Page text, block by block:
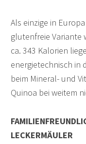
Als einzige in
glutenfreie Variante
ca. 343 Kalorien
energietechnisch in
beim Mineral- und
Quinoa bei weitem
LECKERMÄULER